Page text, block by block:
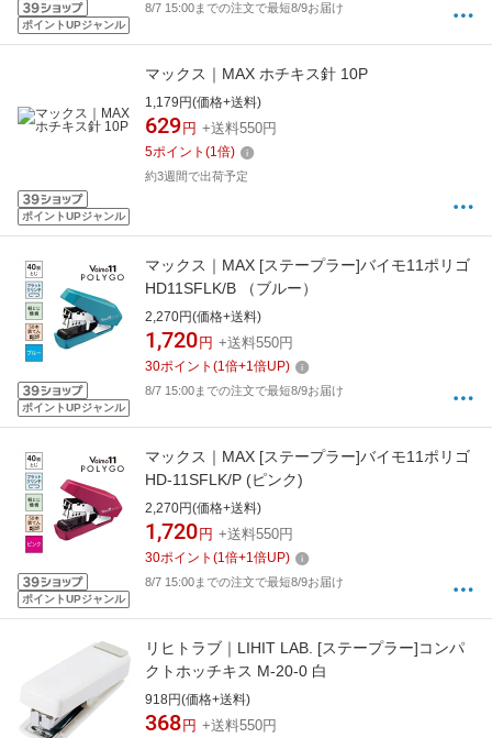
ポイントUPジャンル
8/7 15:00までの注文で最短8/9お届け
ポイントUPジャンル
マックス｜MAX ホチキス針 10P
1,179円(価格+送料)
629 円 +送料550円
5ポイント (1倍)
約3週間で出荷予定
ポイントUPジャンル
マックス｜MAX [ステープラー]バイモ11ポリゴ
HD11SFLK/B （ブルー）
2,270円(価格+送料)
1,720 円 +送料550円
30ポイント (1倍+1倍UP)
8/7 15:00までの注文で最短8/9お届け
ポイントUPジャンル
マックス｜MAX [ステープラー]バイモ11ポリゴ
HD-11SFLK/P (ピンク)
2,270円(価格+送料)
1,720 円 +送料550円
30ポイント (1倍+1倍UP)
8/7 15:00までの注文で最短8/9お届け
リヒトラブ｜LIHIT LAB. [ステープラー]コンパ
クトホッチキス M-20-0 白
918円(価格+送料)
368 円 +送料550円